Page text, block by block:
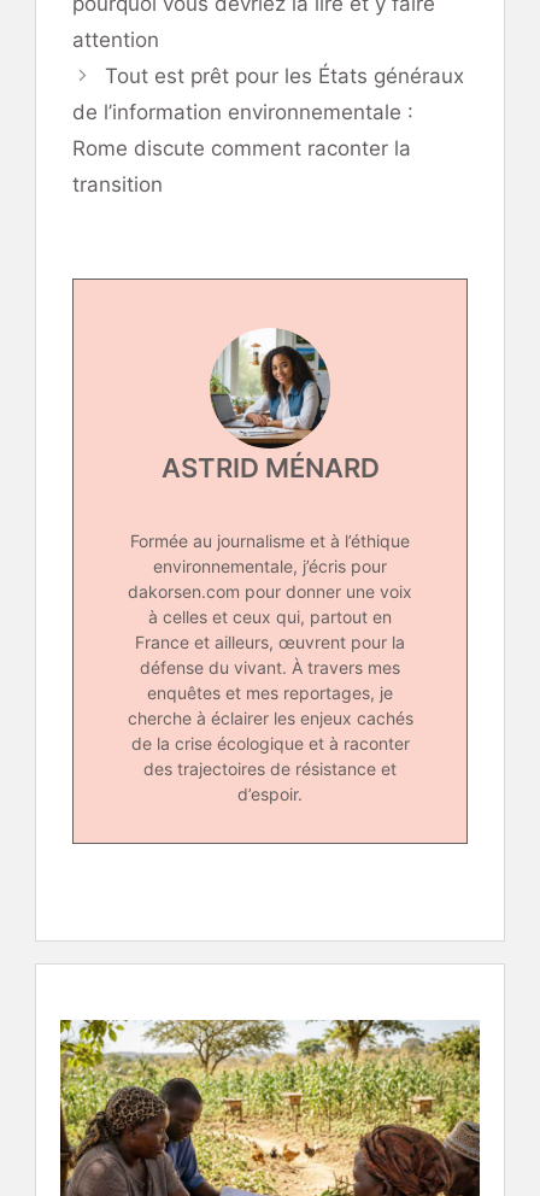
attention
Tout est prêt pour les États généraux
de l’information environnementale :
Rome discute comment raconter la
transition
ASTRID MÉNARD
Formée au journalisme et à l’éthique
environnementale, j’écris pour
dakorsen.com pour donner une voix
à celles et ceux qui, partout en
France et ailleurs, œuvrent pour la
défense du vivant. À travers mes
enquêtes et mes reportages, je
cherche à éclairer les enjeux cachés
de la crise écologique et à raconter
des trajectoires de résistance et
d’espoir.